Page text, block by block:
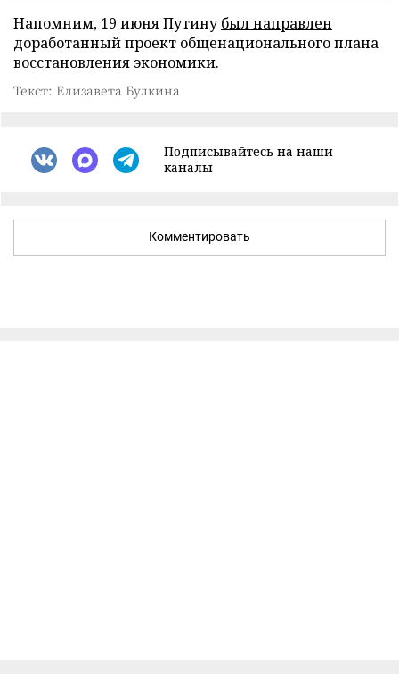
Напомним, 19 июня Путинубыл направлен
доработанный проект общенационального плана
восстановления экономики.
Текст: Елизавета Булкина
Подписывайтесь на наши
каналы
Комментировать